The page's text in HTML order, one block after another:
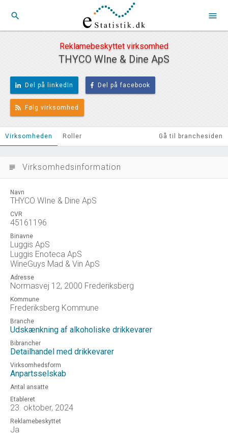
search menu
Reklamebeskyttet virksomhed
THYCO WIne & Dine ApS
Del på linkedIn Del på facebook
Følg virksomhed
Virksomheden Roller Gå til branchesiden
subject Virksomhedsinformation
Navn
THYCO WIne & Dine ApS
CVR
45161196
Binavne
Luggis ApS
Luggis Enoteca ApS
WineGuys Mad & Vin ApS
Adresse
Normasvej 12, 2000 Frederiksberg
Kommune
Frederiksberg Kommune
Branche
Udskænkning af alkoholiske drikkevarer
Bibrancher
Detailhandel med drikkevarer
Virksomhedsform
Anpartsselskab
Antal ansatte
Etableret
23. oktober, 2024
Reklamebeskyttet
Ja